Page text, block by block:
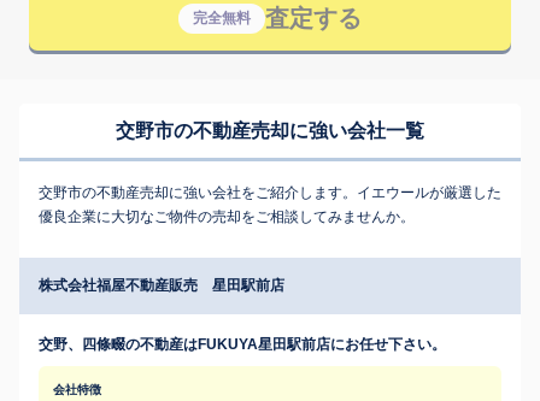
完全無料 査定する
交野市の不動産売却に強い会社一覧
交野市の不動産売却に強い会社をご紹介します。イエウールが厳選した
優良企業に大切なご物件の売却をご相談してみませんか。
株式会社福屋不動産販売 星田駅前店
交野、四條畷の不動産はFUKUYA星田駅前店にお任せ下さい。
会社特徴